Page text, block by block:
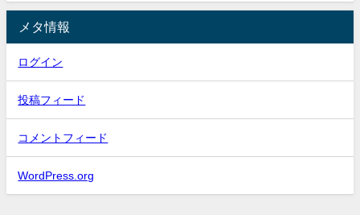
メタ情報
ログイン
投稿フィード
コメントフィード
WordPress.org